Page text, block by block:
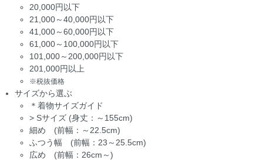
20,000円以下
21,000～40,000円以下
41,000～60,000円以下
61,000～100,000円以下
101,000～200,000円以下
201,000円以上
※税抜価格
サイズから選ぶ
＊着物サイズガイド
> Sサイズ (身丈：～155cm)
細め (前幅：～22.5cm)
ふつう幅 (前幅：23～25.5cm)
広め (前幅：26cm～)